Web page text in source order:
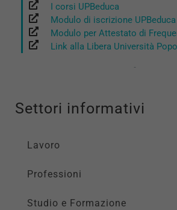
I corsi UPBeduca
Modulo di iscrizione UPBeduca
Modulo per Attestato di
Link alla Libera Università
Settori informativi
Lavoro
Professioni
Studio e Formazione